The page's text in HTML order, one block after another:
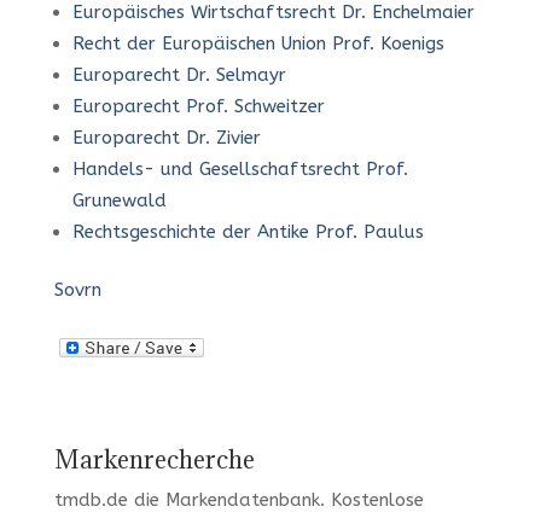
Europäisches Wirtschaftsrecht Dr. Enchelmaier
Recht der Europäischen Union Prof. Koenigs
Europarecht Dr. Selmayr
Europarecht Prof. Schweitzer
Europarecht Dr. Zivier
Handels- und Gesellschaftsrecht Prof.
Grunewald
Rechtsgeschichte der Antike Prof. Paulus
Sovrn
Markenrecherche
tmdb.de die Markendatenbank. Kostenlose